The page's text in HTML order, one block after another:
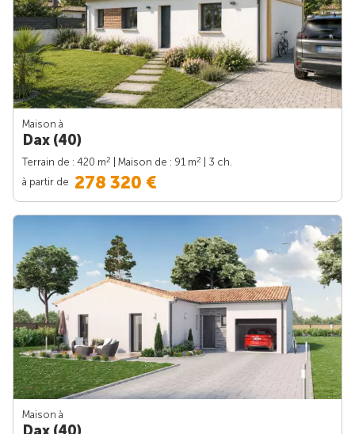
Maison à
Dax (40)
Terrain de : 420 m2 | Maison de : 91 m2
| 3 ch.
à partir de 278 320 €
Maison à